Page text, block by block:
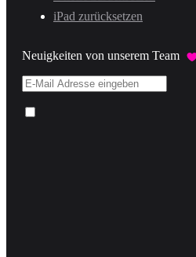
iPad zurücksetzen
Neuigkeiten von unserem Team